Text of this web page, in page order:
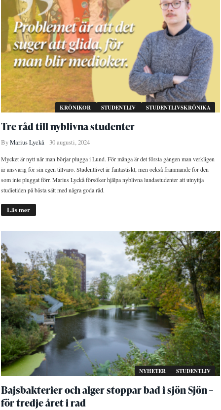
KRÖNIKOR STUDENTLIV STUDENTLIVSKRÖNIKA
Tre råd till nyblivna studenter
ByMarius Lyckå 30 augusti, 2024
Mycket är nytt när man börjar plugga i Lund. För många är det första gången man verkligen
är ansvarig för sin egen tillvaro. Studentlivet är fantastiskt, men också främmande för den
som inte pluggat förr. Marius Lyckå försöker hjälpa nyblivna lundastudenter att utnyttja
studietiden på bästa sätt med några goda råd.
Läs mer
NYHETER STUDENTLIV
Bajsbakterier och alger stoppar bad i sjön Sjön –
för tredje året i rad